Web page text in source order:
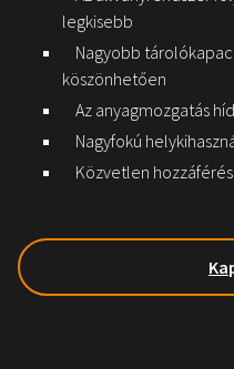
legkisebb
Nagyobb
köszönhetően
Az anyagmozgatás
Nagyfokú
Közvetlen